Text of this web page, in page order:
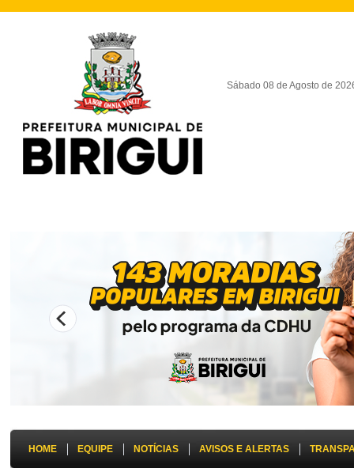
Sábado 08 de Agosto de
HOME EQUIPE NOTÍCIAS AVISOS E ALERTAS